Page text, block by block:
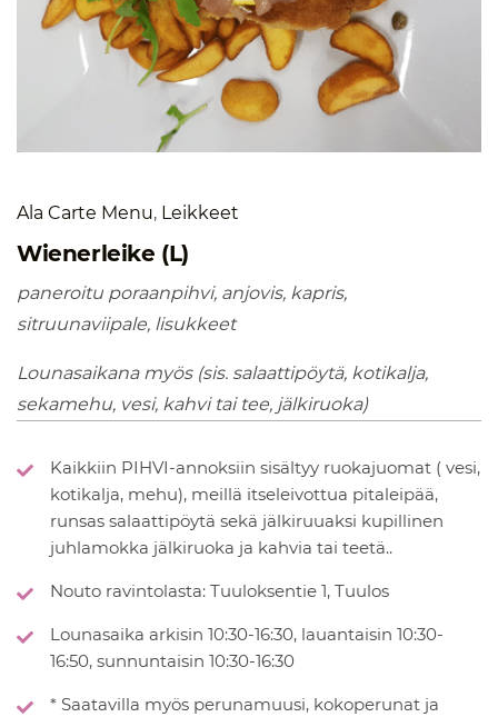
Ala Carte Menu, Leikkeet
Wienerleike (L)
paneroitu poraanpihvi, anjovis, kapris,
sitruunaviipale, lisukkeet
Lounasaikana myös (sis. salaattipöytä, kotikalja,
sekamehu, vesi, kahvi tai tee, jälkiruoka)
Kaikkiin PIHVI-annoksiin sisältyy ruokajuomat ( vesi,
kotikalja, mehu), meillä itseleivottua pitaleipää,
runsas salaattipöytä sekä jälkiruuaksi kupillinen
juhlamokka jälkiruoka ja kahvia tai teetä..
Nouto ravintolasta: Tuuloksentie 1, Tuulos
Lounasaika arkisin 10:30-16:30, lauantaisin 10:30-
16:50, sunnuntaisin 10:30-16:30
* Saatavilla myös perunamuusi, kokoperunat ja